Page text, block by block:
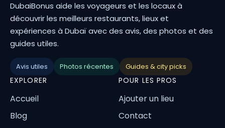
DubaiBonus aide les voyageurs et les locaux à
découvrir les meilleurs restaurants, lieux et
expériences à Dubaï avec des avis, des photos et des
guides utiles.
Avis utiles Photos récentes Guides & city picks
EXPLORER
Accueil
Blog
POUR LES PROS
Ajouter un lieu
Contact